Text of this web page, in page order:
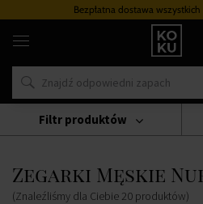
Bezpłatna dostawa
Oryginalne
perfumy
zegarki
w
miejscu
Zegarki
Zegarki Męskie
Zegarki Męskie
(Znaleźliśmy dla Ciebie 20 produktów)
Filtr produktów